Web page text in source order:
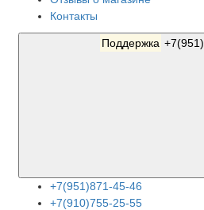
Контакты
Поддержка
+7(951)871-45-46
+7(910)755-25-55